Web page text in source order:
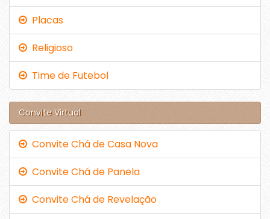
Placas
Religioso
Time de Futebol
Convite Virtual
Convite Chá de Casa Nova
Convite Chá de Panela
Convite Chá de Revelação